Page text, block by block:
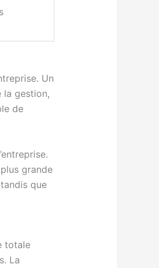
Un
la gestion,
de
grande
que
totale
La